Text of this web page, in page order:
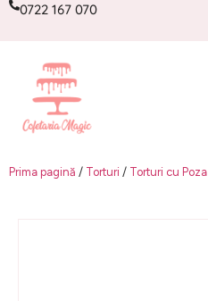
0722 167 070
Prima pagină / Torturi / Torturi cu Poza